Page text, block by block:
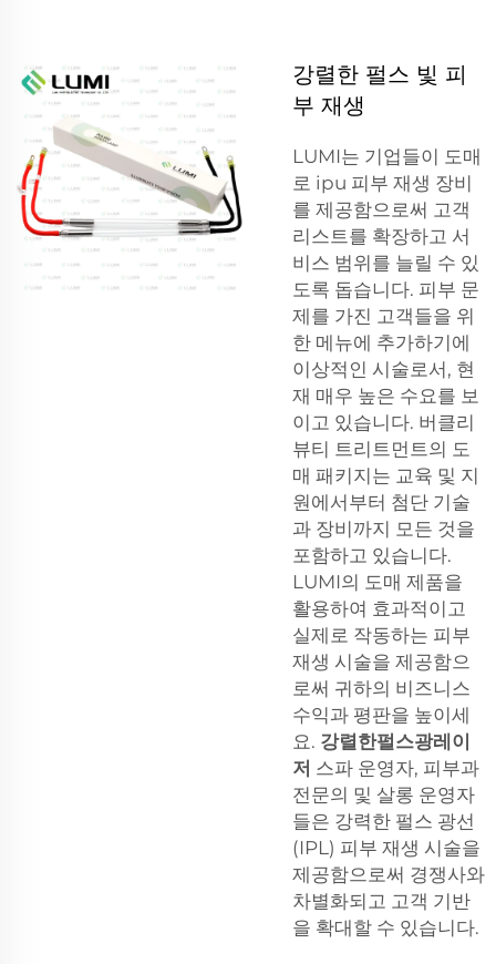
강렬한 펄스 빛 피
부 재생
LUMI는 기업들이 도매
로 ipu 피부 재생 장비
를 제공함으로써 고객
리스트를 확장하고 서
비스 범위를 늘릴 수 있
도록 돕습니다. 피부 문
제를 가진 고객들을 위
한 메뉴에 추가하기에
이상적인 시술로서, 현
재 매우 높은 수요를 보
이고 있습니다. 버클리
뷰티 트리트먼트의 도
매 패키지는 교육 및 지
원에서부터 첨단 기술
과 장비까지 모든 것을
포함하고 있습니다.
LUMI의 도매 제품을
활용하여 효과적이고
실제로 작동하는 피부
재생 시술을 제공함으
로써 귀하의 비즈니스
수익과 평판을 높이세
요. 강렬한펄스광레이
저 스파 운영자, 피부과
전문의 및 살롱 운영자
들은 강력한 펄스 광선
(IPL) 피부 재생 시술을
제공함으로써 경쟁사와
차별화되고 고객 기반
을 확대할 수 있습니다.